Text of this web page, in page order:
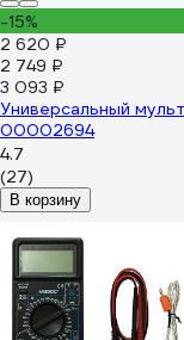
-15%
2 620 ₽
2 749 ₽
3 093 ₽
Универсальный
00002694
4.7
(27)
В корзину